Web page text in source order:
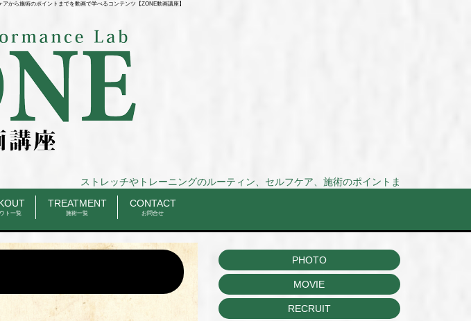
から施術のポイントまでを動画で学べるコンテンツ【ZONE動画講座】
ストレッチやトレーニングのルーティン、セルフケア、施術のポイントまでを動画で解
ト一覧
TREATMENT
施術一覧
CONTACT
お問合せ
PHOTO
MOVIE
RECRUIT